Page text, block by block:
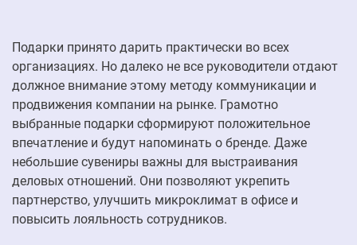
Подарки принято дарить практически во всех
организациях. Но далеко не все руководители отдают
должное внимание этому методу коммуникации и
продвижения компании на рынке. Грамотно
выбранные подарки сформируют положительное
впечатление и будут напоминать о бренде. Даже
небольшие сувениры важны для выстраивания
деловых отношений. Они позволяют укрепить
партнерство, улучшить микроклимат в офисе и
повысить лояльность сотрудников.